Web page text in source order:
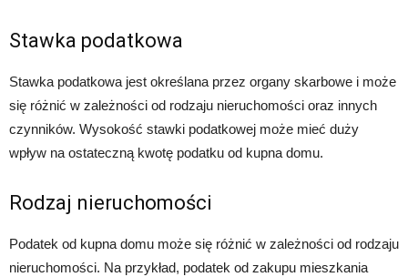
Stawka podatkowa
Stawka podatkowa jest określana przez organy skarbowe i może
się różnić w zależności od rodzaju nieruchomości oraz innych
czynników. Wysokość stawki podatkowej może mieć duży
wpływ na ostateczną kwotę podatku od kupna domu.
Rodzaj nieruchomości
Podatek od kupna domu może się różnić w zależności od rodzaju
nieruchomości. Na przykład, podatek od zakupu mieszkania